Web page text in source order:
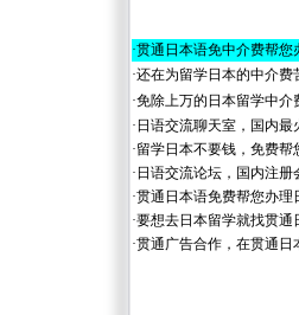
·贯通日本语免中介费帮您
·还在为留学日本的中介费
·免除上万的日本留学中介
· 日语交流聊天室，国内最
·留学日本不要钱，免费帮
· 日语交流论坛，国内注册
·贯通日本语免费帮您办理
·要想去日本留学就找贯通
·贯通广告合作，在贯通